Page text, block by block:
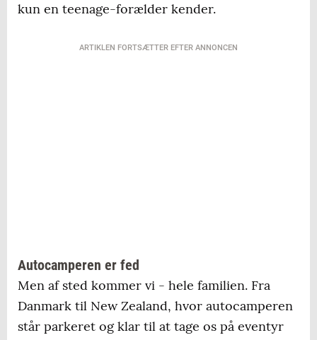
kun en teenage-forælder kender.
ARTIKLEN FORTSÆTTER EFTER ANNONCEN
Autocamperen er fed
Men af sted kommer vi - hele familien. Fra
Danmark til New Zealand, hvor autocamperen
står parkeret og klar til at tage os på eventyr